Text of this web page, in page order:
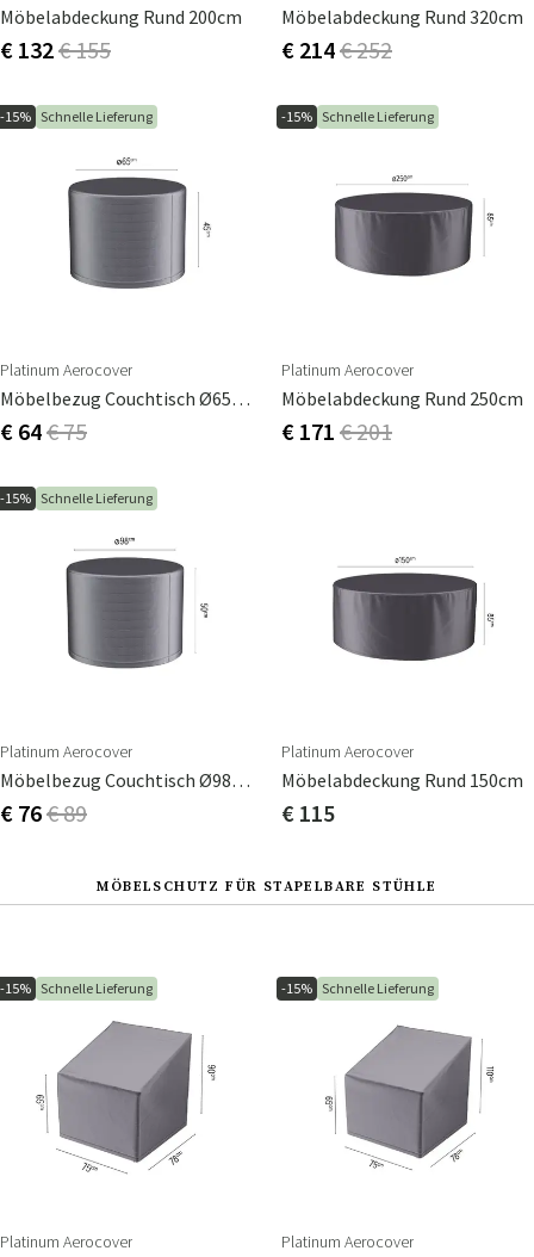
Möbelabdeckung Rund 200cm
€ 132€ 155
Möbelabdeckung Rund 320cm
€ 214€ 252
-15% Schnelle Lieferung
Platinum Aerocover
Möbelbezug Couchtisch Ø65 H45 Cm
€ 64€ 75
-15% Schnelle Lieferung
Platinum Aerocover
Möbelabdeckung Rund 250cm
€ 171 € 201
-15% Schnelle Lieferung
Platinum Aerocover
Möbelbezug Couchtisch Ø98 H50 Cm
€ 76€ 89
Platinum Aerocover
Möbelabdeckung Rund 150cm
€ 115
MÖBELSCHUTZ FÜR STAPELBARE STÜHLE
-15% Schnelle Lieferung
Platinum Aerocover
-15% Schnelle Lieferung
Platinum Aerocover